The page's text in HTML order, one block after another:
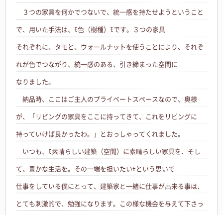
３つの家具を何かでつないで、統一感を持たせようということ
で、用いた手法は、ﾓ色（樹種）ﾓです。３つの家具
それぞれに、タモと、ウォールナットを使うことにより、それぞ
れが色でつながり、統一感のある、引き締まった空間に
なりました。
納品時、ここはご主人のプライベートスペースなので、奥様
が、「リビングの家具をここに持ってきて、これをリビングに
持っていけば良かったわ。」とおっしゃってくれました。
いつも、ﾓ素晴らしい建築（空間）に素晴らしい家具を、そし
て、豊かな生活を。その一端を担いたいﾓという思いで
仕事をしている僕にとって、建築家と一緒に仕事が出来る事は、
とても刺激的で、勉強になります。この様な機会を与えて下さっ